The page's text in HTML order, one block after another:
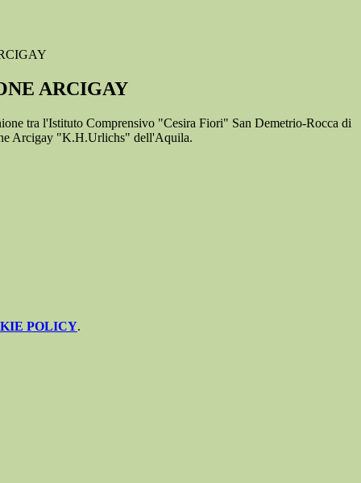
ARCIGAY
tra l'Istituto Comprensivo "Cesira Fiori" San Demetrio-Rocca di
Arcigay "K.H.Urlichs" dell'Aquila.
POLICY.